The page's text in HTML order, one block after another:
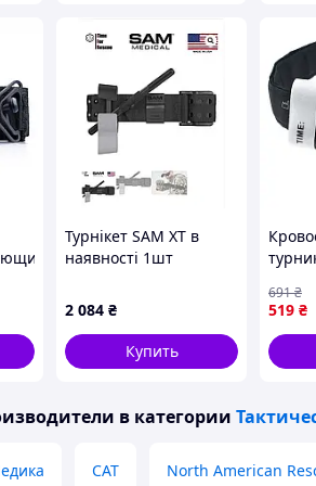
Турнікет SAM XT в
наявності 1шт
2 084 ₴
Купить
и
CAT
Seli
519 ₴
691₴
в категории
CAT North American